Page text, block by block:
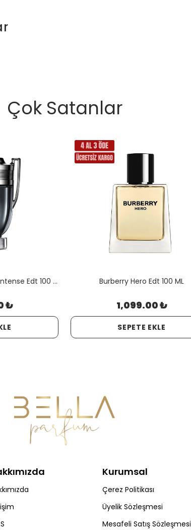
Çok Satanlar
Paco Rabanne Invictus Intense Edt 100 Ml
₺
Burberry Hero Edt 100 ML
1,099.00 ₺
SEPETE EKLE
Kurumsal
Çerez Politikası
Üyelik Sözleşmesi
Mesafeli Satış Sözleşmesi